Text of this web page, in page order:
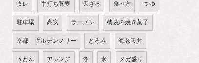
タレ 手打ち蕎麦 天ざる 食べ方 つゆ
駐車場 高安 ラーメン 蕎麦の焼き菓子
京都 グルテンフリー とろみ 海老天丼
うどん アレンジ 冬 米 メガ盛り